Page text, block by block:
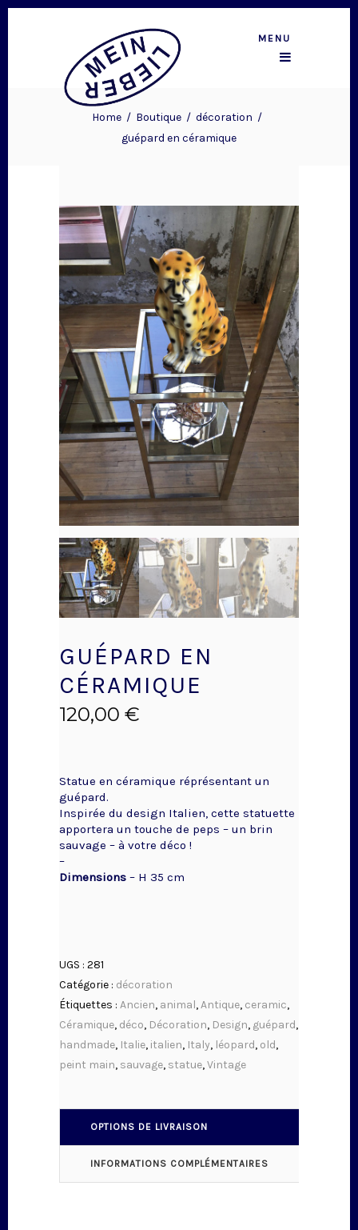
MENU
Home/ Boutique/ décoration /
guépard en céramique
GUÉPARD EN
CÉRAMIQUE
120,00 €
Statue en céramique réprésentant un
guépard.
Inspirée du design Italien, cette statuette
apportera un touche de peps – un brin
sauvage – à votre déco !
–
Dimensions – H 35 cm
UGS : 281
Catégorie : décoration
Étiquettes : Ancien, animal,Antique, ceramic,
Céramique, déco, Décoration, Design, guépard,
handmade, Italie, italien, Italy, léopard, old,
peint main, sauvage, statue,Vintage
OPTIONS DE LIVRAISON
INFORMATIONS COMPLÉMENTAIRES